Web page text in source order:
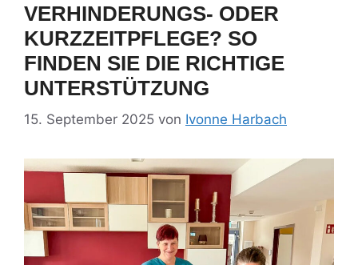
VERHINDERUNGS- ODER
KURZZEITPFLEGE? SO
FINDEN SIE DIE RICHTIGE
UNTERSTÜTZUNG
15. September 2025 von Ivonne Harbach